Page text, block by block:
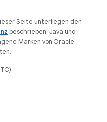
Seite unterliegen den
beschrieben. Java und
Marken von Oracle